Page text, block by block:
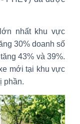
nhất khu vực
30% doanh số
43% và 39%.
mới tại khu vực
phần.